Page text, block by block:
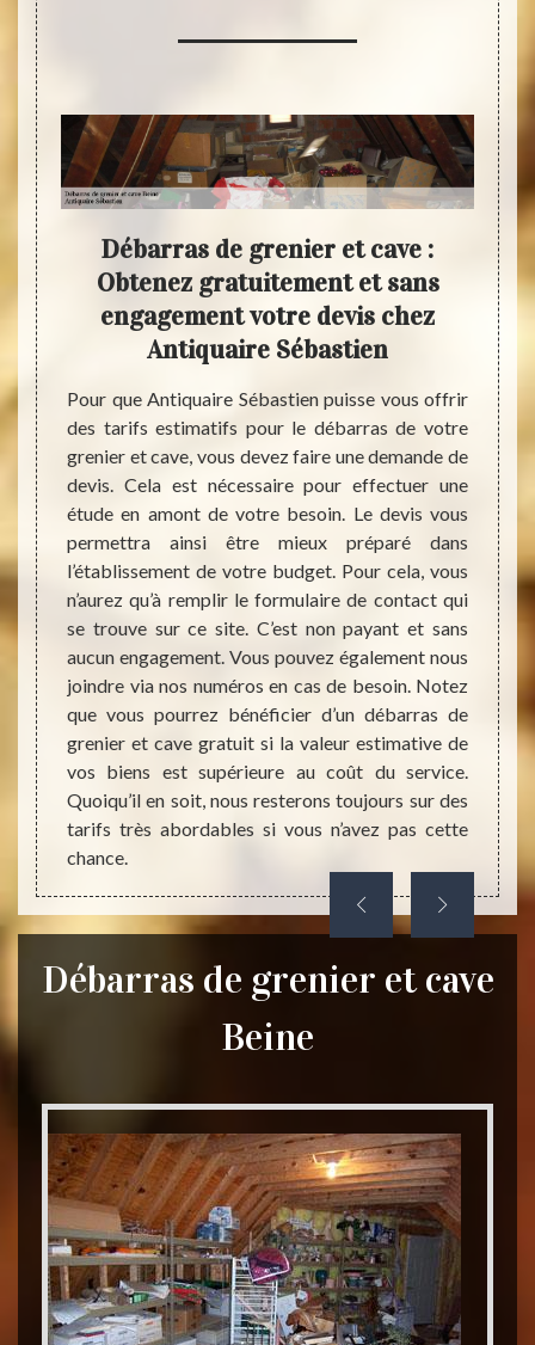
à
de
Débarras de grenier et cave :
Obtenez gratuitement et sans
engagement votre devis chez
Antiquaire Sébastien
Pour que Antiquaire Sébastien puisse vous offrir
des tarifs estimatifs pour le débarras de votre
grenier et cave, vous devez faire une demande de
devis. Cela est nécessaire pour effectuer une
étude en amont de votre besoin. Le devis vous
permettra ainsi être mieux préparé dans
l’établissement de votre budget. Pour cela, vous
n’aurez qu’à remplir le formulaire de contact qui
se trouve sur ce site. C’est non payant et sans
aucun engagement. Vous pouvez également nous
joindre via nos numéros en cas de besoin. Notez
que vous pourrez bénéficier d’un débarras de
grenier et cave gratuit si la valeur estimative de
vos biens est supérieure au coût du service.
Quoiqu’il en soit, nous resterons toujours sur des
tarifs très abordables si vous n’avez pas cette
chance.
Si
vous
est
de
faire
des
ne
Débarras de grenier et cave
Beine